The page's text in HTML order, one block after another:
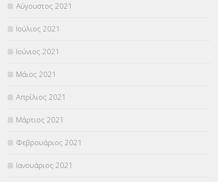
Αύγουστος 2021
Ιούλιος 2021
Ιούνιος 2021
Μάιος 2021
Απρίλιος 2021
Μάρτιος 2021
Φεβρουάριος 2021
Ιανουάριος 2021